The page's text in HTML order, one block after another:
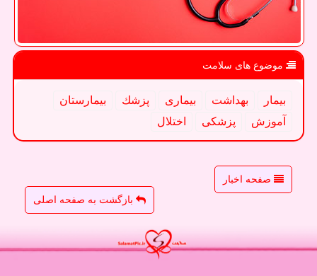
موضوع های سلامت
بیمار بهداشت بیماری پزشك
بیمارستان
آموزش
پزشكی اختلال
صفحه اخبار
بازگشت به صفحه اصلی